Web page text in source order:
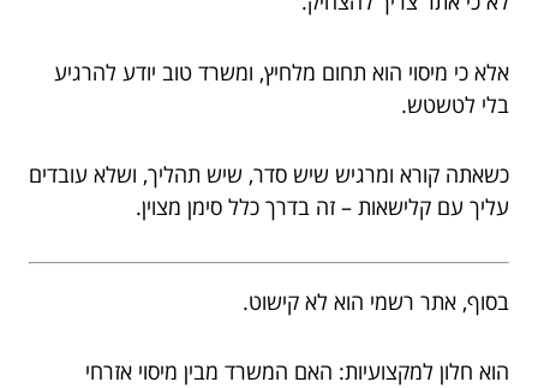
אלא כי מיסוי הוא תחום מלחיץ, ומשרד טוב יודע להרגיע
בלי לטשטש.
כשאתה קורא ומרגיש שיש סדר, שיש תהליך, ושלא עובדים
עליך עם קלישאות – זה בדרך כלל סימן מצוין.
בסוף, אתר רשמי הוא לא קישוט.
הוא חלון למקצועיות: האם המשרד מבין מיסוי אזרחי